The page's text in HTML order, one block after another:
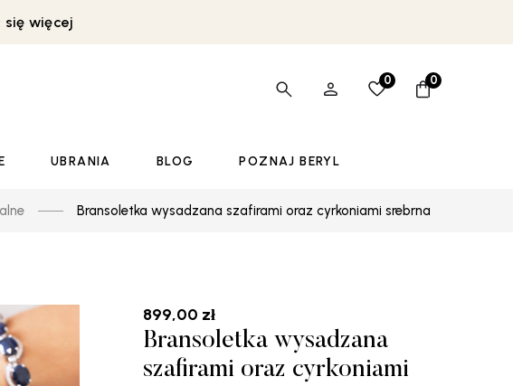
się więcej
0 0
UBRANIA BLOG POZNAJ BERYL
Bransoletka wysadzana szafirami oraz cyrkoniami srebrna
899,00 zł
Bransoletka wysadzana
szafirami oraz cyrkoniami